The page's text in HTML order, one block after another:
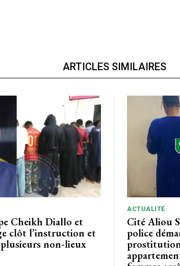
ARTICLES SIMILAIRES
Cheikh Diallo et
clôt l’instruction et
non-lieux
ACTUALITÉ
Cité Aliou
police